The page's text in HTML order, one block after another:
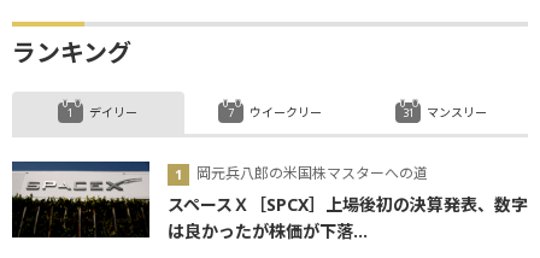
ランキング
デイリー
岡元兵八郎の米国株マスターへの道
スペースＸ［SPCX］上場後初の決算発表、数字
は良かったが株価が下落...
ウイークリー マンスリー